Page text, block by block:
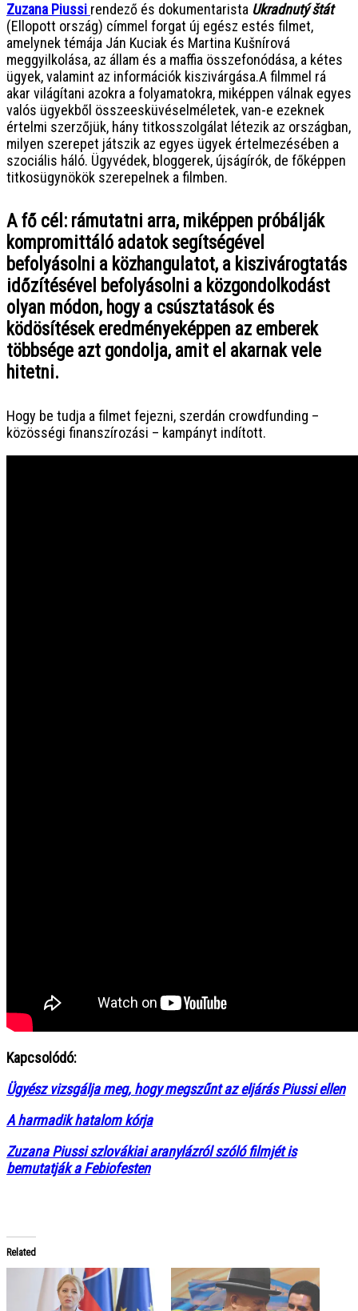
Zuzana Piussi rendező és dokumentarista Ukradnutý štát
(Ellopott ország) címmel forgat új egész estés filmet,
amelynek témája Ján Kuciak és Martina Kušnírová
meggyilkolása, az állam és a maffia összefonódása, a kétes
ügyek, valamint az információk kiszivárgása.A filmmel rá
akar világítani azokra a folyamatokra, miképpen válnak egyes
valós ügyekből összeesküvéselméletek, van-e ezeknek
értelmi szerzőjük, hány titkosszolgálat létezik az országban,
milyen szerepet játszik az egyes ügyek értelmezésében a
szociális háló. Ügyvédek, bloggerek, újságírók, de főképpen
titkosügynökök szerepelnek a filmben.
A fő cél: rámutatni arra, miképpen próbálják
kompromittáló adatok segítségével
befolyásolni a közhangulatot, a kiszivárogtatás
időzítésével befolyásolni a közgondolkodást
olyan módon, hogy a csúsztatások és
ködösítések eredményeképpen az emberek
többsége azt gondolja, amit el akarnak vele
hitetni.
Hogy be tudja a filmet fejezni, szerdán crowdfunding –
közösségi finanszírozási – kampányt indított.
Kapcsolódó:
Ügyész vizsgálja meg, hogy megszűnt az eljárás Piussi ellen
A harmadik hatalom kórja
Zuzana Piussi szlovákiai aranylázról szóló filmjét is
bemutatják a Febiofesten
Related